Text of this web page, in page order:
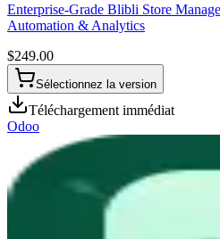
Enterprise-Grade Blibli Store
Automation & Analytics
$249.00
Sélectionnez la version
Téléchargement immédiat
Odoo